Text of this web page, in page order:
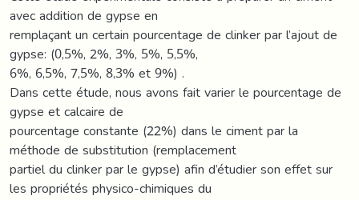
avec addition de gypse en
remplaçant un certain pourcentage de clinker par l’ajout de
gypse: (0,5%, 2%, 3%, 5%, 5,5%,
6%, 6,5%, 7,5%, 8,3% et 9%) .
Dans cette étude, nous avons fait varier le pourcentage de
gypse et calcaire de
pourcentage constante (22%) dans le ciment par la
méthode de substitution (remplacement
partiel du clinker par le gypse) afin d’étudier son effet sur
les propriétés physico-chimiques du